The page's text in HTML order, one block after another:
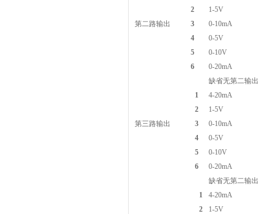
第二路输出
2
1-5V
3
0-10mA
4
0-5V
5
0-10V
6
0-20mA
第三路输出
缺省无第二输出
1
4-20mA
2
1-5V
3
0-10mA
4
0-5V
5
0-10V
6
0-20mA
缺省无第二输出
1
4-20mA
2
1-5V